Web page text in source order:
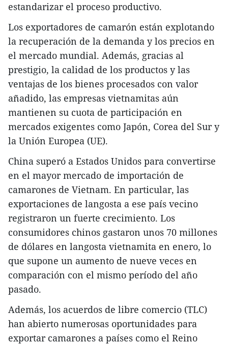
estandarizar el proceso productivo.
Los exportadores de camarón están explotando
la recuperación de la demanda y los precios en
el mercado mundial. Además, gracias al
prestigio, la calidad de los productos y las
ventajas de los bienes procesados con valor
añadido, las empresas vietnamitas aún
mantienen su cuota de participación en
mercados exigentes como Japón, Corea del Sur y
la Unión Europea (UE).
China superó a Estados Unidos para convertirse
en el mayor mercado de importación de
camarones de Vietnam. En particular, las
exportaciones de langosta a ese país vecino
registraron un fuerte crecimiento. Los
consumidores chinos gastaron unos 70 millones
de dólares en langosta vietnamita en enero, lo
que supone un aumento de nueve veces en
comparación con el mismo período del año
pasado.
Además, los acuerdos de libre comercio (TLC)
han abierto numerosas oportunidades para
exportar camarones a países como el Reino